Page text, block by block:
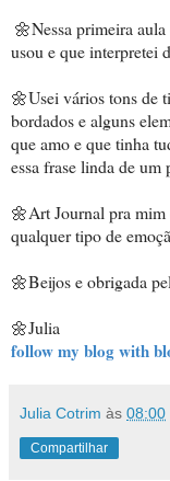
🌼Nessa primeira
usou e que interpretei
🌼Usei vários tons de
bordados e alguns
que amo e que tinha
essa frase linda de
🌼Art Journal pra mim
qualquer tipo de
🌼Beijos e obrigada
🌼Julia
follow my blog with
Julia Cotrim às 08:00
Compartilhar